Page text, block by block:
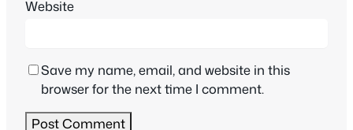
Website
Save my name, email, and website in this
browser for the next time I comment.